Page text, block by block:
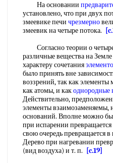
На основании
установлено, что при двух
змеевике печи чрезмерно
змеевик на четыре потока.
Согласно теории о
различные вещества на
характеру сочетания
было принять вне
воззрений, так как элементы
как атомы, и какоднородные
Действительно,
элементы взаимозаменяемы,
оснований. Вполне можно
при испарении превращается
свою очередь превращается
Дерево при нагревании
(вид воздуха) и т. п.
[c.19]